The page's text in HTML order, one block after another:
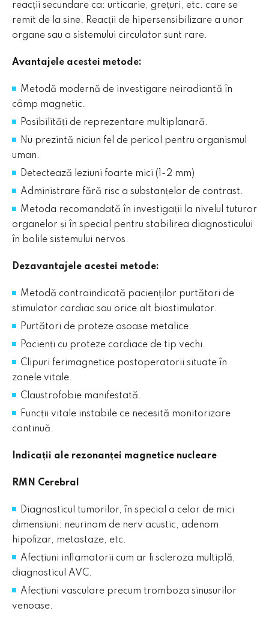
reacții secundare ca: urticarie, grețuri, etc. care se
remit de la sine. Reacții de hipersensibilizare a unor
organe sau a sistemului circulator sunt rare.
Avantajele acestei metode:
Metodă modernă de investigare neiradiantă în
câmp magnetic.
Posibilități de reprezentare multiplanară.
Nu prezintă niciun fel de pericol pentru organismul
uman.
Detectează leziuni foarte mici (1-2 mm)
Administrare fără risc a substanțelor de contrast.
Metoda recomandată în investigații la nivelul tuturor
organelor și în special pentru stabilirea diagnosticului
în bolile sistemului nervos.
Dezavantajele acestei metode:
Metodă contraindicată pacienților purtători de
stimulator cardiac sau orice alt biostimulator.
Purtători de proteze osoase metalice.
Pacienți cu proteze cardiace de tip vechi.
Clipuri ferimagnetice postoperatorii situate în
zonele vitale.
Claustrofobie manifestată.
Funcții vitale instabile ce necesită monitorizare
continuă.
Indicații ale rezonanței magnetice nucleare
RMN Cerebral
Diagnosticul tumorilor, în special a celor de mici
dimensiuni: neurinom de nerv acustic, adenom
hipofizar, metastaze, etc.
Afecțiuni inflamatorii cum ar fi scleroza multiplă,
diagnosticul AVC.
Afecțiuni vasculare precum tromboza sinusurilor
venoase.
Alegerea dumneavoastră privind modulele cookie
de pe acest site
Aceste cookies sunt strict necesare pentru
vizitatorilor site-ului, fiind activate automat.
Vizualizarea modulelor cookie necesare
Vă rugăm să alegeţi care dintre fişierele cookie de
mai jos nu doriţi să fie utilizate în ce vă priveşte.
Aceste module cookie ne permit să analizăm modul de
folosire a paginii web, putând astfel să ne adaptăm
necesității userului prin îmbunătățirea permanentă a
website-ului nostru.
Vizualizarea modulelor cookie de analiză
Vezi politica de confidenţialitate